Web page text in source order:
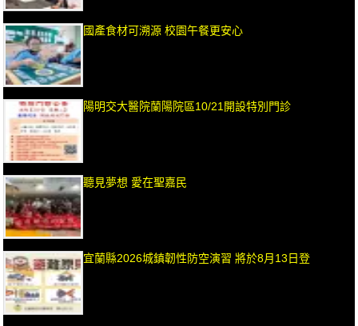
國產食材可溯源 校園午餐更安心
陽明交大醫院蘭陽院區10/21開設特別門診
聽見夢想 愛在聖嘉民
宜蘭縣2026城鎮韌性防空演習 將於8月13日登